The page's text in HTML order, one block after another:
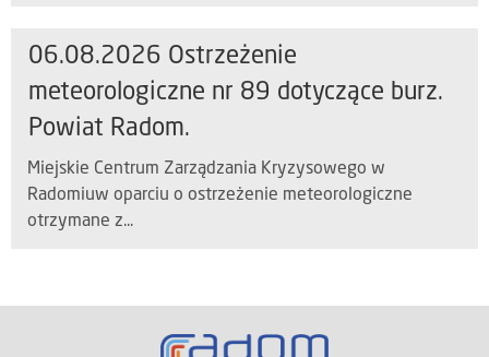
06.08.2026 Ostrzeżenie
meteorologiczne nr 89 dotyczące burz.
Powiat Radom.
Miejskie Centrum Zarządzania Kryzysowego w
Radomiuw oparciu o ostrzeżenie meteorologiczne
otrzymane z...